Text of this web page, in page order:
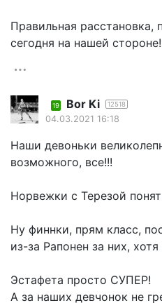
Правильная расстановка,
сегодня на нашей
19 Bor Ki 12518
04.03.2021 16:18
Наши девоньки
возможного, все!!!
Норвежки с Терезой
Ну финнки, прям класс,
из-за Рапонен за них,
Эстафета просто СУПЕР!
А за наших девчонок не